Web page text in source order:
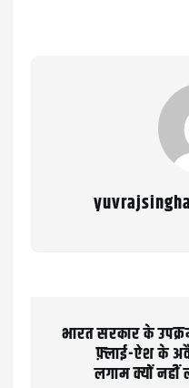
भारत सरकार के
फ़्लाई-ऐश के
लगाम क्यों नहीं